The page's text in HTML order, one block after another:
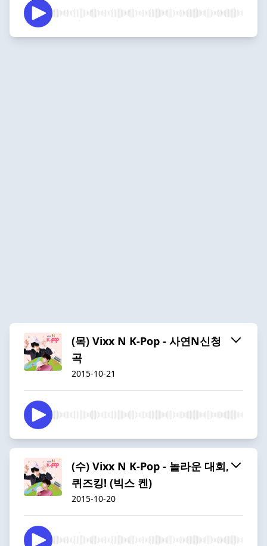
(목) Vixx N K-Pop - 사연N신청
곡
2015-10-21
(수) Vixx N K-Pop - 놀라운 대회,
퀴즈킹! (빅스 켄)
2015-10-20